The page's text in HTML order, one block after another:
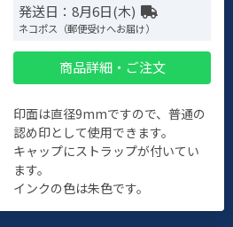
発送日：8月6日(木)
ネコポス（郵便受けへお届け）
商品詳細・ご注文
印面は直径9mmですので、普通の
認め印として使用できます。
キャップにストラップが付いてい
ます。
インクの色は朱色です。